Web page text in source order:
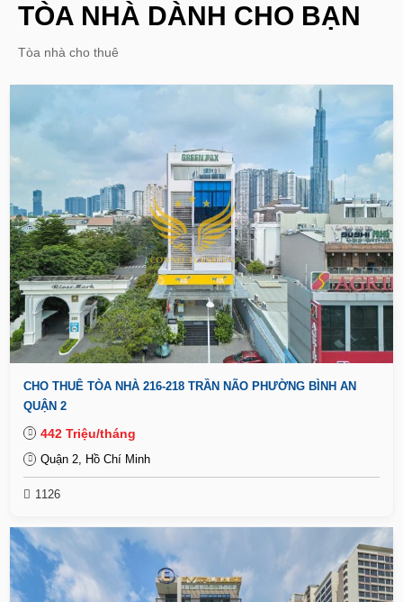
TÒA NHÀ DÀNH CHO BẠN
Tòa nhà cho thuê
CHO THUÊ TÒA NHÀ 216-218 TRẦN NÃO PHƯỜNG BÌNH AN
QUẬN 2
442 Triệu/tháng
Quận 2, Hồ Chí Minh
1126